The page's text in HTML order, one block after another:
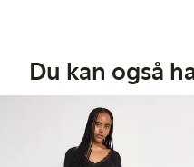
Du kan også